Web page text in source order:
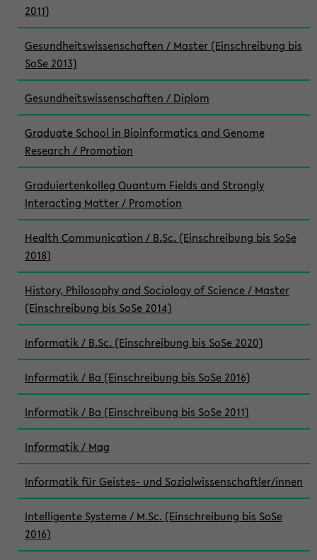
2011)
Gesundheitswissenschaften / Master (Einschreibung bis
SoSe 2013)
Gesundheitswissenschaften / Diplom
Graduate School in Bioinformatics and Genome
Research / Promotion
Graduiertenkolleg Quantum Fields and Strongly
Interacting Matter / Promotion
Health Communication / B.Sc. (Einschreibung bis SoSe
2018)
History, Philosophy and Sociology of Science / Master
(Einschreibung bis SoSe 2014)
Informatik / B.Sc. (Einschreibung bis SoSe 2020)
Informatik / Ba (Einschreibung bis SoSe 2016)
Informatik / Ba (Einschreibung bis SoSe 2011)
Informatik / Mag
Informatik für Geistes- und Sozialwissenschaftler/innen
Intelligente Systeme / M.Sc. (Einschreibung bis SoSe
2016)